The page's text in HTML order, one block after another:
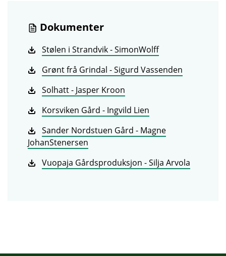
Dokumenter
Stølen i Strandvik - SimonWolff
Grønt frå Grindal - Sigurd Vassenden
Solhatt - Jasper Kroon
Korsviken Gård - Ingvild Lien
Sander Nordstuen Gård - Magne
JohanStenersen
Vuopaja Gårdsproduksjon - Silja Arvola